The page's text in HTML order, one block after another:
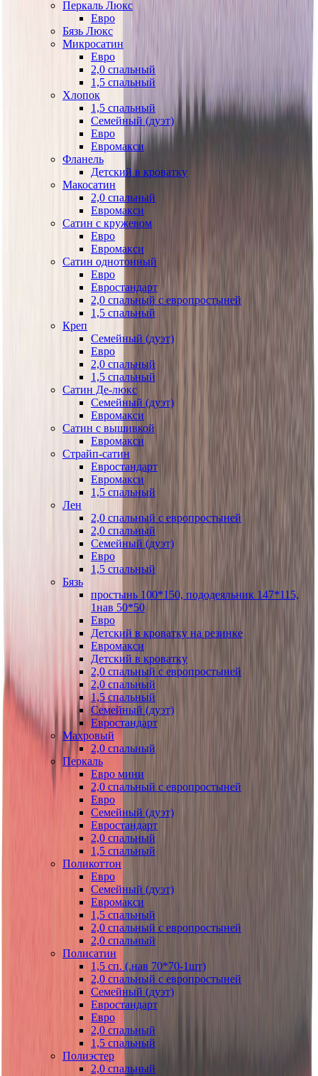
Перкаль Люкс
Евро
Бязь Люкс
Микросатин
Евро
2,0 спальный
1,5 спальный
Хлопок
1,5 спальный
Семейный (дуэт)
Евро
Евромакси
Фланель
Детский в кроватку
Макосатин
2,0 спальный
Евромакси
Сатин с кружевом
Евро
Евромакси
Сатин однотонный
Евро
Евростандарт
2,0 спальный с европростыней
1,5 спальный
Креп
Семейный (дуэт)
Евро
2,0 спальный
1,5 спальный
Сатин Де-люкс
Семейный (дуэт)
Евромакси
Сатин с вышивкой
Евромакси
Страйп-сатин
Евростандарт
Евромакси
1,5 спальный
Лен
2,0 спальный с европростыней
2,0 спальный
Семейный (дуэт)
Евро
1,5 спальный
Бязь
простынь 100*150, пододеяльник 147*115,
1нав 50*50
Евро
Детский в кроватку на резинке
Евромакси
Детский в кроватку
2,0 спальный с европростыней
2,0 спальный
1,5 спальный
Семейный (дуэт)
Евростандарт
Махровый
2,0 спальный
Перкаль
Евро мини
2,0 спальный с европростыней
Евро
Семейный (дуэт)
Евростандарт
2,0 спальный
1,5 спальный
Поликоттон
Евро
Семейный (дуэт)
Евромакси
1,5 спальный
2,0 спальный с европростыней
2,0 спальный
Полисатин
1,5 сп. (.нав 70*70-1шт)
2,0 спальный с европростыней
Семейный (дуэт)
Евростандарт
Евро
2,0 спальный
1,5 спальный
Полиэстер
2,0 спальный